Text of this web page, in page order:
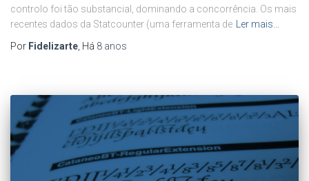
controlo foi tão substancial, dominando a concorrência. Os mais
recentes dados da Statcounter (uma ferramenta de
Ler mais…
Por Fidelizarte , Há 8 anos